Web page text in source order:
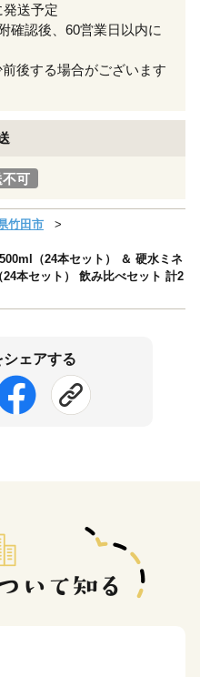
送予定
確認後、60営業日以内に
後する場合がございます
不可
竹田市
（24本セット） ＆ 硬水ミネ
本セット） 飲み比べセット 計2
ェアする